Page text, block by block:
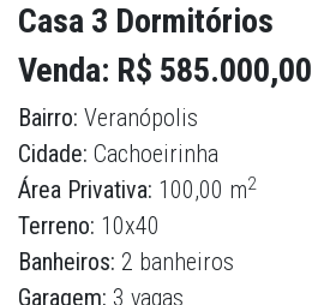
Casa 3 Dormitórios
Venda: R$ 585.000,00
Bairro: Veranópolis
Cidade: Cachoeirinha
Área Privativa: 100,00 m2
Terreno: 10x40
Banheiros: 2 banheiros
Garagem: 3 vagas